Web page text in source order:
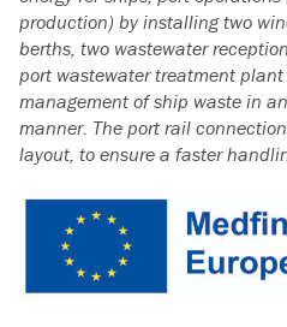
production) by installing two
berths, two wastewater
port wastewater treatment
management of ship waste in
manner. The port rail
layout, to ensure a faster